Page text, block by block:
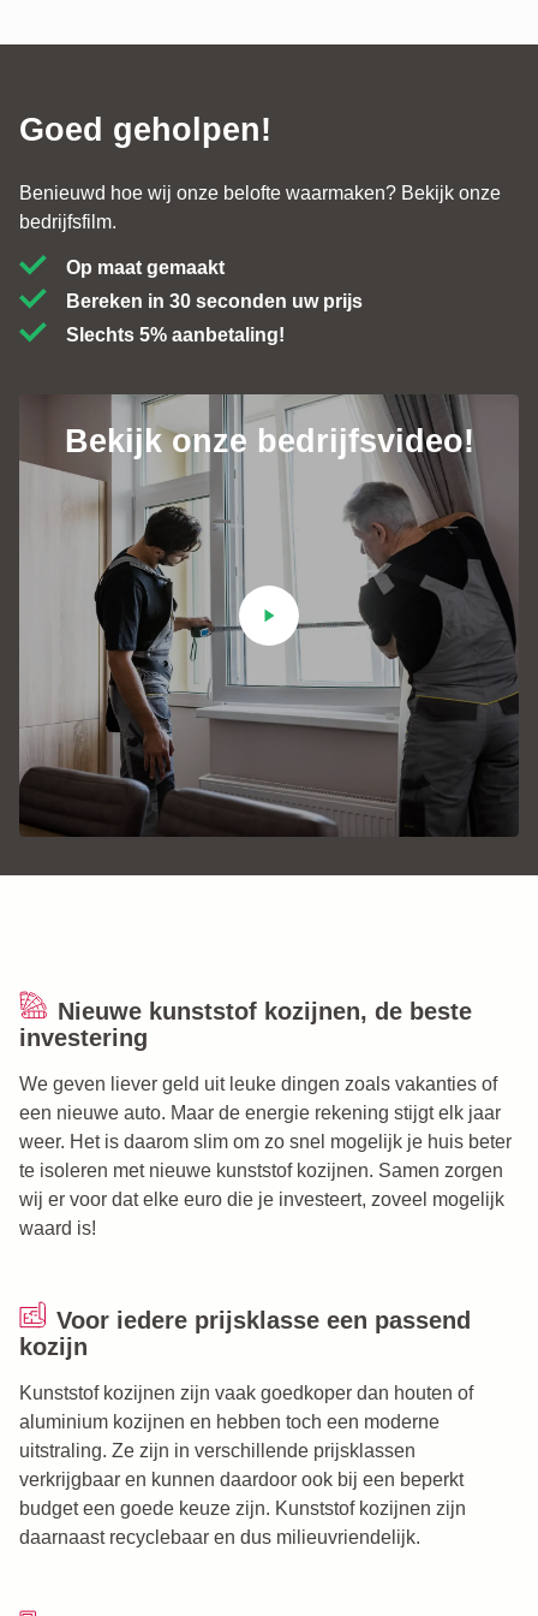
Bekijk onze bedrijfsvideo!
Contact
+31 (0)184 - 76 07 60
Goed geholpen!
Benieuwd hoe wij onze belofte waarmaken? Bekijk onze
bedrijfsfilm.
Op maat gemaakt
Bereken in 30 seconden uw prijs
Slechts 5% aanbetaling!
Nieuwe kunststof kozijnen, de beste
investering
We geven liever geld uit leuke dingen zoals vakanties of
een nieuwe auto. Maar de energie rekening stijgt elk jaar
weer. Het is daarom slim om zo snel mogelijk je huis beter
te isoleren met nieuwe kunststof kozijnen. Samen zorgen
wij er voor dat elke euro die je investeert, zoveel mogelijk
waard is!
Voor iedere prijsklasse een passend
kozijn
Kunststof kozijnen zijn vaak goedkoper dan houten of
aluminium kozijnen en hebben toch een moderne
uitstraling. Ze zijn in verschillende prijsklassen
verkrijgbaar en kunnen daardoor ook bij een beperkt
budget een goede keuze zijn. Kunststof kozijnen zijn
daarnaast recyclebaar en dus milieuvriendelijk.